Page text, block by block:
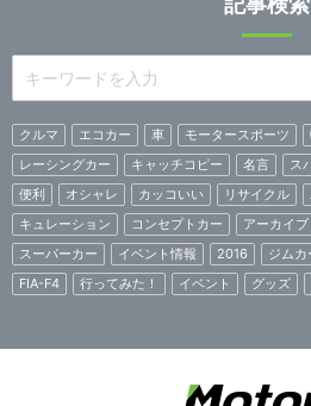
クルマ エコカー 車 モータースポーツ
レーシングカー
キャッチコピー 名言 ス
便利
オシャレ カッコいい リサイクル
キュレーション
コンセプトカー アーカイブ
スーパーカー
イベント情報 2016 ジムカ
FIA-F4
行ってみた！ イベント グッズ